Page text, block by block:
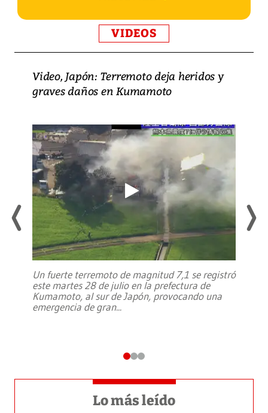
VIDEOS
Video, Japón: Terremoto deja heridos y
graves daños en Kumamoto
Un fuerte terremoto de magnitud 7,1 se registró
este martes 28 de julio en la prefectura de
Kumamoto, al sur de Japón, provocando una
emergencia de gran...
Lo más leído